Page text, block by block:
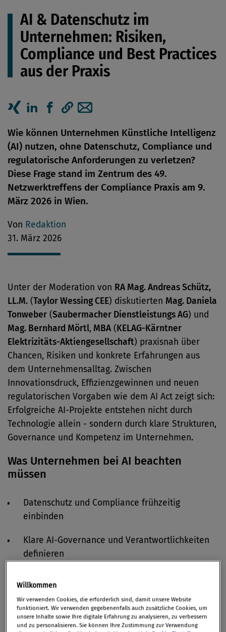
AI & Datenschutz im
Unternehmen: Risiken,
Compliance und Best Practices
aus der Praxis
Wie können Unternehmen Künstliche Intelligenz
(AI) nutzen, ohne Datenschutz, Compliance und
regulatorische Anforderungen zu verletzen?
Diese Frage stand im Zentrum des 49.
Netzwerktreffens der Compliance Praxis am 9.
März 2026 in Wien.
Von Redaktion
31. März 2026
Unter der Moderation von RA Mag. Andreas Schütz,
LL.M. (Taylor Wessing CEE) diskutierten Mag. Daniela
Tonweber (Saubermacher Dienstleistungs AG) und
Mag. Bernhard Mörtl, MBA (KELAG-Kärntner
Elektrizitäts-Aktiengesellschaft) praxisnah über
Chancen, Risiken und konkrete Erfahrungen aus
dem Unternehmensalltag. Zwischen
Innovationsdruck, Effizienzgewinnen und neuen
regulatorischen Vorgaben wie dem AI Act zeigt sich:
Erfolgreiche AI-Projekte entstehen nicht durch
Technologie allein - sondern durch klare Strukturen,
Governance und Kompetenz im Unternehmen.
Was Unternehmen bei AI beachten
müssen
Datenschutz und Compliance frühzeitig
einbinden
Klare AI-Governance und Verantwortlichkeiten
definieren
Risiken realistisch bewerten und kontrollieren
Geschäfts- und Betriebsgeheimnisse schützen
Willkommen
Wir verwenden Cookies, die erforderlich sind, damit unsere Website
funktioniert. Wir verwenden gegebenenfalls auch zusätzliche Cookies, um
unsere Inhalte sowie Ihre digitale Erfahrung zu analysieren, zu verbessern
und zu personalisieren. Sie können Ihre Zustimmung zur Verwendung